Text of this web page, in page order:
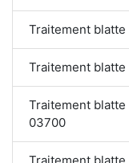
Traitement
Traitement
Traitement
03700
Traitement